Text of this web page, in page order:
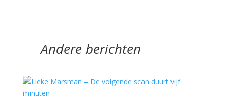
Andere berichten